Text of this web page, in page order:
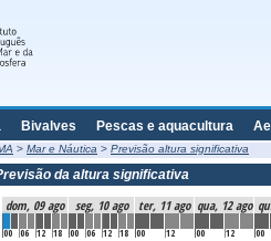
Bivalves Pescas e aquacultura
> Mar e Náutica > Previsão altura significativa
da altura significativa
dom, 09 ago
00 06 12 18
seg, 10 ago
00 06 12 18
ter, 11 ago
00 12
qua, 12 ago
00 12 00